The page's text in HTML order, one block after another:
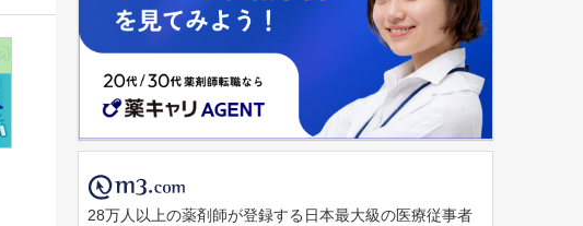
28万人以上の薬剤師が登録する日本最大級の医療従事者